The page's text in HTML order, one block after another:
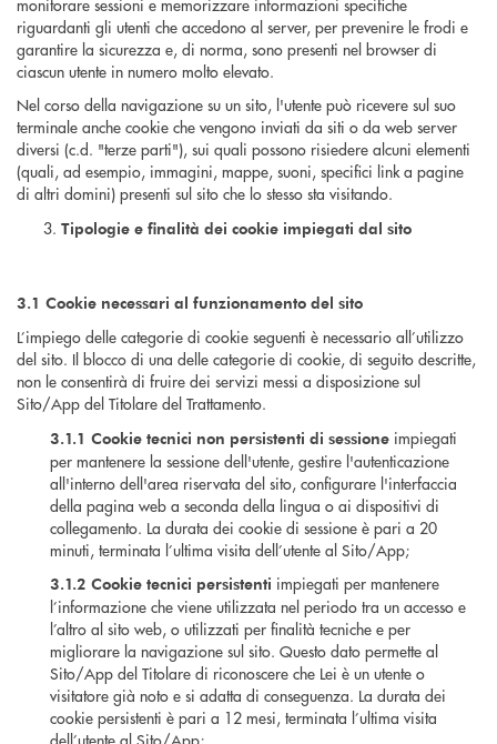
riguardanti gli utenti che accedono al server, per prevenire le frodi e
garantire la sicurezza e, di norma, sono presenti nel browser di
ciascun utente in numero molto elevato.
Nel corso della navigazione su un sito, l'utente può ricevere sul suo
terminale anche cookie che vengono inviati da siti o da web server
diversi (c.d. "terze parti"), sui quali possono risiedere alcuni elementi
(quali, ad esempio, immagini, mappe, suoni, specifici link a pagine
di altri domini) presenti sul sito che lo stesso sta visitando.
Tipologie e finalità dei cookie impiegati dal sito
3.1 Cookie necessari al funzionamento del sito
L’impiego delle categorie di cookie seguenti è necessario all’utilizzo
del sito. Il blocco di una delle categorie di cookie, di seguito descritte,
non le consentirà di fruire dei servizi messi a disposizione sul
Sito/App del Titolare del Trattamento.
3.1.1 Cookie tecnici non persistenti di sessione impiegati
per mantenere la sessione dell'utente, gestire l'autenticazione
all'interno dell'area riservata del sito, configurare l'interfaccia
della pagina web a seconda della lingua o ai dispositivi di
collegamento. La durata dei cookie di sessione è pari a 20
minuti, terminata l’ultima visita dell’utente al Sito/App;
3.1.2 Cookie tecnici persistenti impiegati per mantenere
l’informazione che viene utilizzata nel periodo tra un accesso e
l’altro al sito web, o utilizzati per finalità tecniche e per
migliorare la navigazione sul sito. Questo dato permette al
Sito/App del Titolare di riconoscere che Lei è un utente o
visitatore già noto e si adatta di conseguenza. La durata dei
cookie persistenti è pari a 12 mesi, terminata l’ultima visita